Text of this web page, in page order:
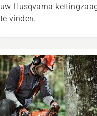
uw Husqvarna kettingzaag
te vinden.